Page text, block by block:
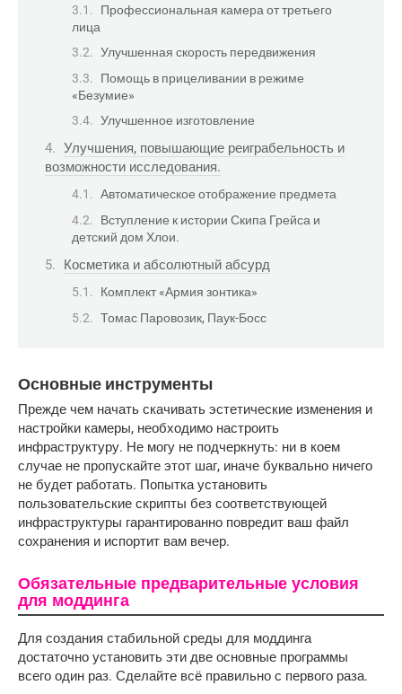
Профессиональная камера от третьего
лица
Улучшенная скорость передвижения
Помощь в прицеливании в режиме
«Безумие»
Улучшенное изготовление
Улучшения, повышающие реиграбельность и
возможности исследования.
Автоматическое отображение предмета
Вступление к истории Скипа Грейса и
детский дом Хлои.
Косметика и абсолютный абсурд
Комплект «Армия зонтика»
Томас Паровозик, Паук-Босс
Основные инструменты
Прежде чем начать скачивать эстетические изменения и
настройки камеры, необходимо настроить
инфраструктуру. Не могу не подчеркнуть: ни в коем
случае не пропускайте этот шаг, иначе буквально ничего
не будет работать. Попытка установить
пользовательские скрипты без соответствующей
инфраструктуры гарантированно повредит ваш файл
сохранения и испортит вам вечер.
Обязательные предварительные условия
для моддинга
Для создания стабильной среды для моддинга
достаточно установить эти две основные программы
всего один раз. Сделайте всё правильно с первого раза.